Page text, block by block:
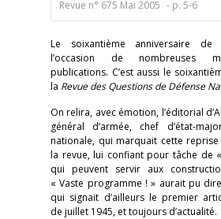
Revue n° 675 Mai 2005 - p. 5-6
Le soixantième anniversaire
l’occasion de nombreuses
publications. C’est aussi le
la Revue des Questions de Défense
On relira, avec émotion, l’éditorial
général d’armée, chef d’état-
nationale, qui marquait cette
la revue, lui confiant pour tâche de
qui peuvent servir aux
« Vaste programme ! » aurait pu
qui signait d’ailleurs le premier
de juillet 1945, et toujours d’actualité.